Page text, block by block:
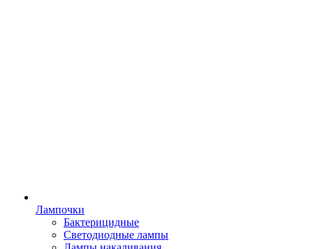
Лампочки
Бактерицидные
Светодиодные лампы